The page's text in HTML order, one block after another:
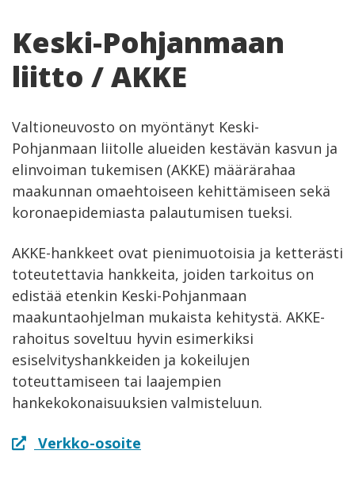
Keski-Pohjanmaan
liitto / AKKE
Valtioneuvosto on myöntänyt Keski-
Pohjanmaan liitolle alueiden kestävän kasvun ja
elinvoiman tukemisen (AKKE) määrärahaa
maakunnan omaehtoiseen kehittämiseen sekä
koronaepidemiasta palautumisen tueksi.
AKKE-hankkeet ovat pienimuotoisia ja ketterästi
toteutettavia hankkeita, joiden tarkoitus on
edistää etenkin Keski-Pohjanmaan
maakuntaohjelman mukaista kehitystä. AKKE-
rahoitus soveltuu hyvin esimerkiksi
esiselvityshankkeiden ja kokeilujen
toteuttamiseen tai laajempien
hankekokonaisuuksien valmisteluun.
Verkko-osoite